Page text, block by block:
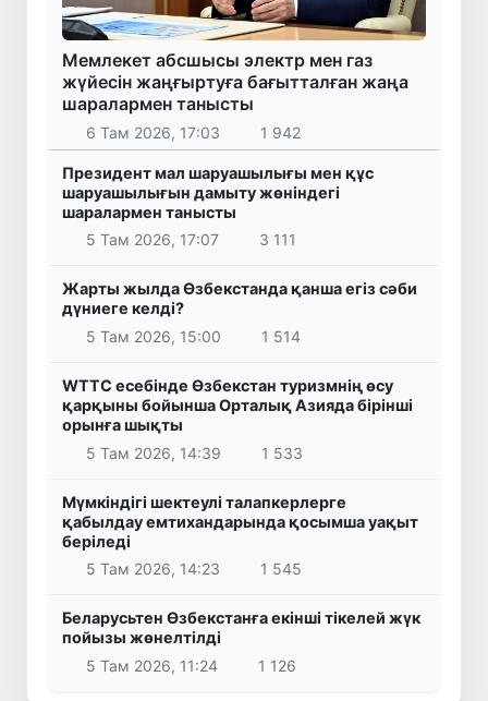
Мемлекет абсшысы электр мен газ
жүйесін жаңғыртуға бағытталған жаңа
шаралармен танысты
6 Там 2026, 17:03 1 942
Президент мал шаруашылығы мен құс
шаруашылығын дамыту жөніндегі
шаралармен танысты
5 Там 2026, 17:07
3 111
Жарты жылда Өзбекстанда қанша егіз сәби
дүниеге келді?
5 Там 2026, 15:00
1 514
WTTC есебінде Өзбекстан туризмнің өсу
қарқыны бойынша Орталық Азияда бірінші
орынға шықты
5 Там 2026, 14:39
1 533
Мүмкіндігі шектеулі талапкерлерге
қабылдау емтихандарында қосымша уақыт
беріледі
5 Там 2026, 14:23
1 545
Беларусьтен Өзбекстанға екінші тікелей жүк
пойызы жөнелтілді
5 Там 2026, 11:24
1 126